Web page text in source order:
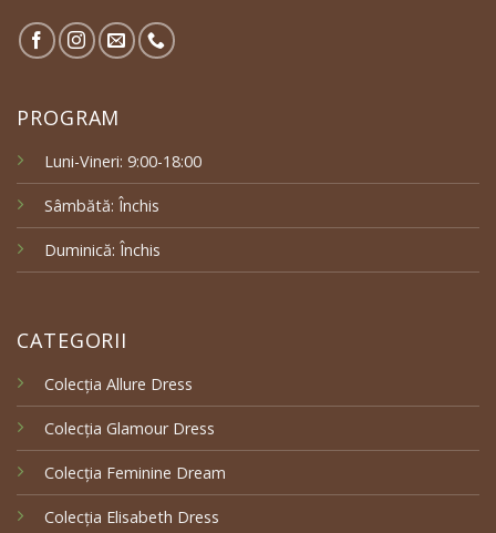
PROGRAM
Luni-Vineri: 9:00-18:00
Sâmbătă: Închis
Duminică: Închis
CATEGORII
Colecția Allure Dress
Colecția Glamour Dress
Colecția Feminine Dream
Colecția Elisabeth Dress